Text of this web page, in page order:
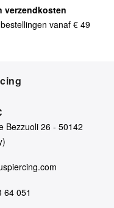
verzendkosten
bestellingen vanaf € 49
Bezzuoli 26 - 50142
64 051